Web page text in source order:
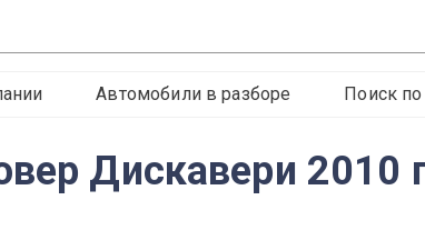
Автомобили в разборе Поиск по
Дискавери 2010